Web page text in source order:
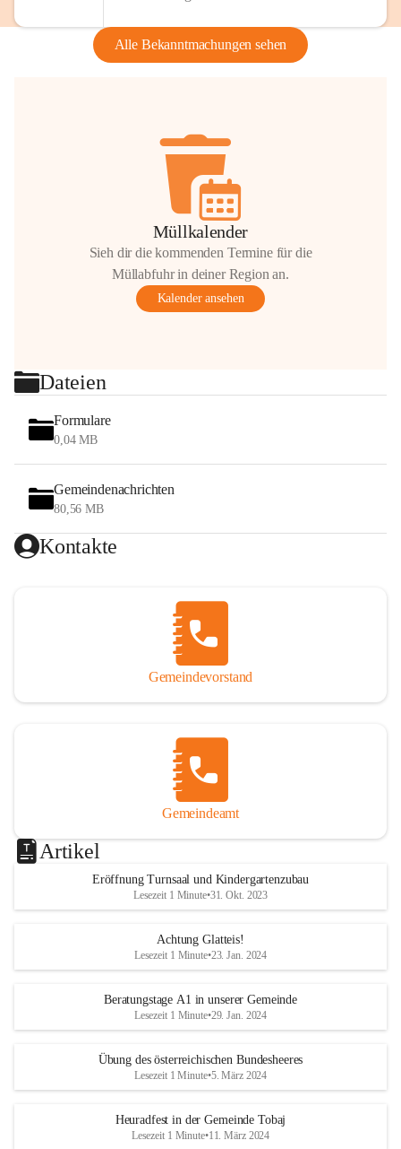
Alle Bekanntmachungen sehen
Müllkalender
Sieh dir die kommenden Termine für die
Müllabfuhr in deiner Region an.
Kalender ansehen
Dateien
Formulare
0,04 MB
Gemeindenachrichten
80,56 MB
Kontakte
Gemeindevorstand
Gemeindeamt
Artikel
Eröffnung Turnsaal und Kindergartenzubau
Lesezeit 1 Minute•31. Okt. 2023
Achtung Glatteis!
Lesezeit 1 Minute•23. Jan. 2024
Beratungstage A1 in unserer Gemeinde
Lesezeit 1 Minute•29. Jan. 2024
Übung des österreichischen Bundesheeres
Lesezeit 1 Minute•5. März 2024
Heuradfest in der Gemeinde Tobaj
Lesezeit 1 Minute•11. März 2024